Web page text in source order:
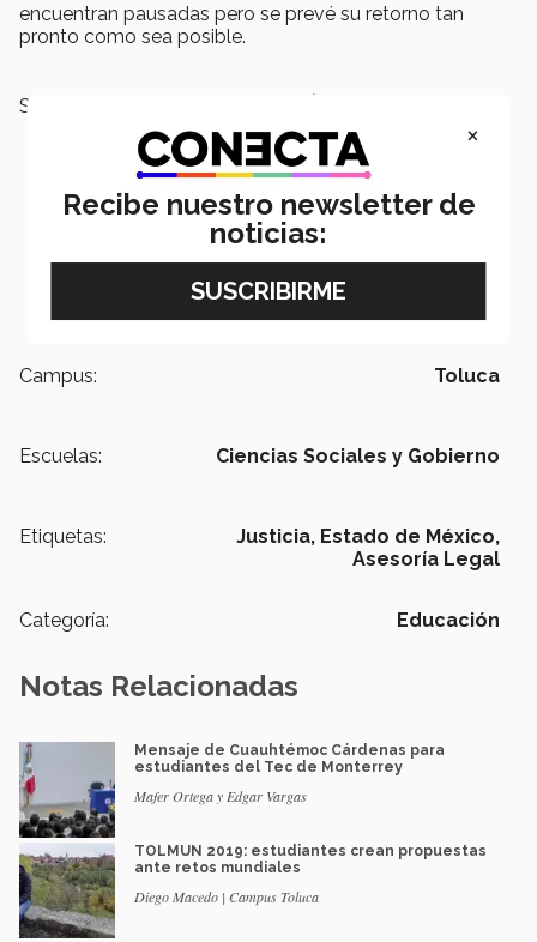
encuentran pausadas pero se prevé su retorno tan
pronto como sea posible.
SEGURO QUIERES LEER TAMBIÉN:
Campus: Toluca
Escuelas: Ciencias Sociales y Gobierno
Etiquetas: Justicia, Estado de México,
Asesoría Legal
Categoría: Educación
Notas Relacionadas
Mensaje de Cuauhtémoc Cárdenas para
estudiantes del Tec de Monterrey
Mafer Ortega y Edgar Vargas
TOLMUN 2019: estudiantes crean propuestas
ante retos mundiales
Diego Macedo | Campus Toluca
×
Recibe nuestro newsletter de
noticias: